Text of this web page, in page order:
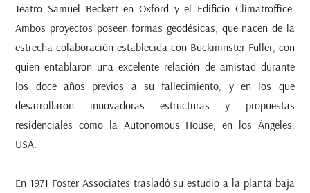
Teatro Samuel Beckett en Oxford y el Edificio Climatroffice.
Ambos proyectos poseen formas geodésicas, que nacen de la
estrecha colaboración establecida con Buckminster Fuller, con
quien entablaron una excelente relación de amistad durante
los doce años previos a su fallecimiento, y en los que
desarrollaron innovadoras estructuras y propuestas
residenciales como la Autonomous House , en los Ángeles
USA.
En 1971 Foster Associates trasladó su estudio a la planta baja